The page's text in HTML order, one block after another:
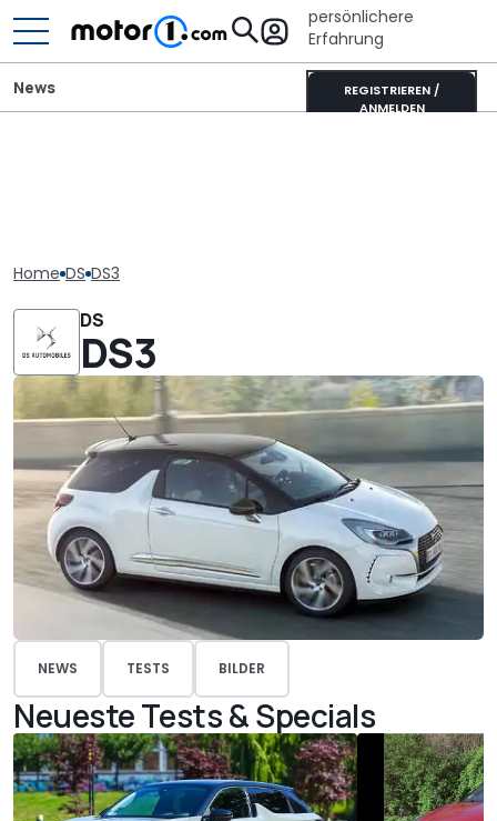
persönlichere
Erfahrung
REGISTRIEREN /
ANMELDEN
News
Home DS DS3
DS
DS3
NEWS TESTS BILDER
Neueste Tests & Specials